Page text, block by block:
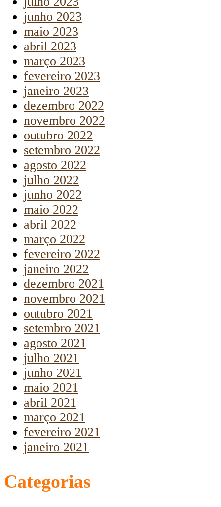
junho 2023
maio 2023
abril 2023
março 2023
fevereiro 2023
janeiro 2023
dezembro 2022
novembro 2022
outubro 2022
setembro 2022
agosto 2022
julho 2022
junho 2022
maio 2022
abril 2022
março 2022
fevereiro 2022
janeiro 2022
dezembro 2021
novembro 2021
outubro 2021
setembro 2021
agosto 2021
julho 2021
junho 2021
maio 2021
abril 2021
março 2021
fevereiro 2021
janeiro 2021
Categorias